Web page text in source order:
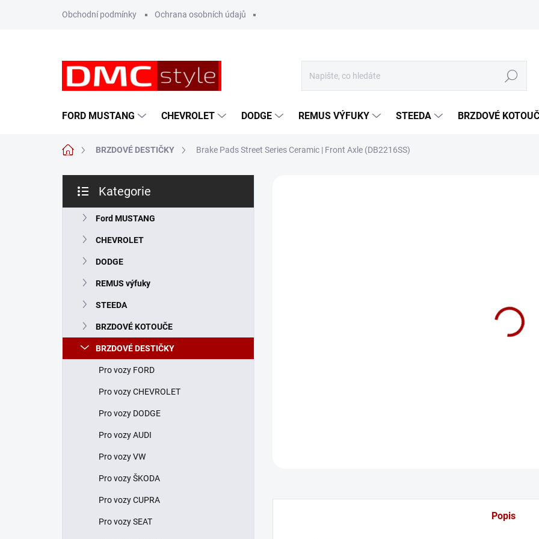
Obchodní podmínky Ochrana osobních údajů
Hledat
FORD MUSTANG CHEVROLET DODGE REMUS VÝFUKY STEEDA BRZDOVÉ
Domů BRZDOVÉ DESTIČKY Brake Pads Street Series Ceramic | Front Axle (DB2216SS)
s
e
kategorie
Kategorie
Ford MUSTANG
CHEVROLET
DODGE
REMUS výfuky
STEEDA
BRZDOVÉ KOTOUČE
BRZDOVÉ DESTIČKY
Pro vozy FORD
Pro vozy CHEVROLET
Pro vozy DODGE
Pro vozy AUDI
Pro vozy VW
Pro vozy ŠKODA
Pro vozy CUPRA
Pro vozy SEAT Popis